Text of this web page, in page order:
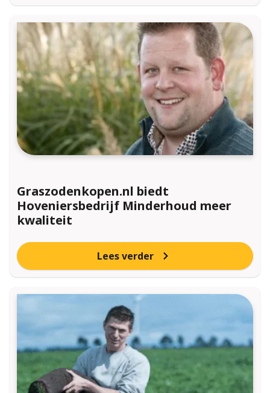
Graszodenkopen.nl biedt
Hoveniersbedrijf Minderhoud meer
kwaliteit
Lees verder